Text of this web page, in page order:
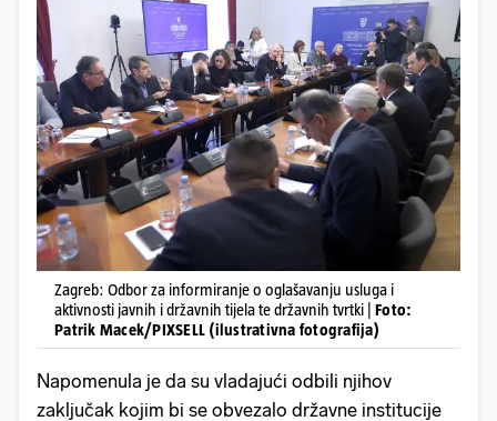
Zagreb: Odbor za informiranje o oglašavanju usluga i
aktivnosti javnih i državnih tijela te državnih tvrtki | Foto:
Patrik Macek/PIXSELL (ilustrativna fotografija)
Napomenula je da su vladajući odbili njihov
zaključak kojim bi se obvezalo državne institucije